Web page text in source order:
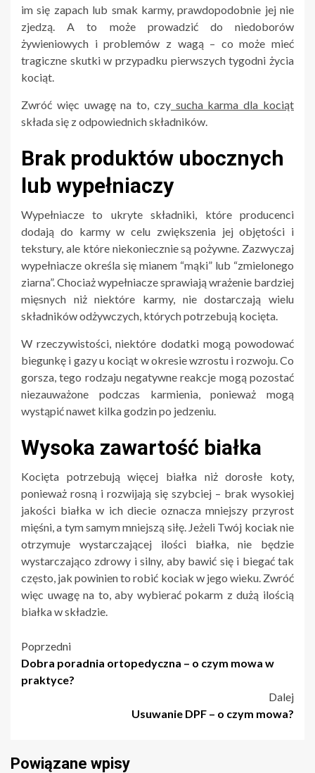
im się zapach lub smak karmy, prawdopodobnie jej nie
zjedzą. A to może prowadzić do niedoborów
żywieniowych i problemów z wagą – co może mieć
tragiczne skutki w przypadku pierwszych tygodni życia
kociąt.
Zwróć więc uwagę na to, czysucha karma dla kociąt
składa się z odpowiednich składników.
Brak produktów ubocznych
lub wypełniaczy
Wypełniacze to ukryte składniki, które producenci
dodają do karmy w celu zwiększenia jej objętości i
tekstury, ale które niekoniecznie są pożywne. Zazwyczaj
wypełniacze określa się mianem “mąki” lub “zmielonego
ziarna”. Chociaż wypełniacze sprawiają wrażenie bardziej
mięsnych niż niektóre karmy, nie dostarczają wielu
składników odżywczych, których potrzebują kocięta.
W rzeczywistości, niektóre dodatki mogą powodować
biegunkę i gazy u kociąt w okresie wzrostu i rozwoju. Co
gorsza, tego rodzaju negatywne reakcje mogą pozostać
niezauważone podczas karmienia, ponieważ mogą
wystąpić nawet kilka godzin po jedzeniu.
Wysoka zawartość białka
Kocięta potrzebują więcej białka niż dorosłe koty,
ponieważ rosną i rozwijają się szybciej – brak wysokiej
jakości białka w ich diecie oznacza mniejszy przyrost
mięśni, a tym samym mniejszą siłę. Jeżeli Twój kociak nie
otrzymuje wystarczającej ilości białka, nie będzie
wystarczająco zdrowy i silny, aby bawić się i biegać tak
często, jak powinien to robić kociak w jego wieku. Zwróć
więc uwagę na to, aby wybierać pokarm z dużą ilością
białka w składzie.
Nawigacja
wpisu
Poprzedni
Dobra poradnia ortopedyczna – o czym mowa w
praktyce?
Dalej
Usuwanie DPF – o czym mowa?
Powiązane wpisy